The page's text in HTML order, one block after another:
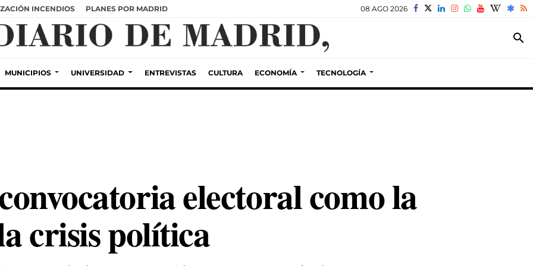
INCENDIOS PLANES POR MADRID 08 AGO 2026
search
MUNICIPIOS UNIVERSIDAD ENTREVISTAS CULTURA ECONOMÍA TECNOLOGÍA
electoral como la
crisis política